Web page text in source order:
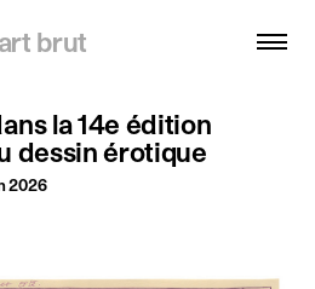
art brut
art brut
la 14e édition
dessin érotique
2026